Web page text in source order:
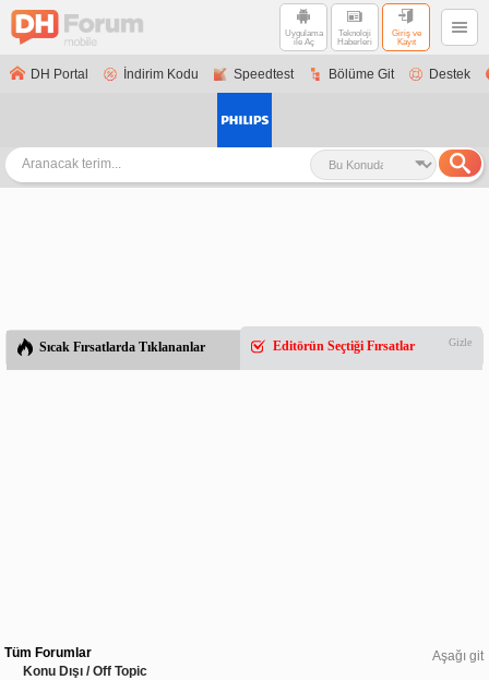
Uygulama
ile Aç
Teknoloji
Haberleri
Giriş ve
Kayıt
DH Portal İndirim Kodu Speedtest Bölüme Git Destek
Sıcak Fırsatlarda Tıklananlar Editörün Seçtiği Fırsatlar Gizle
Aşağı git
Tüm Forumlar
Konu Dışı / Off Topic